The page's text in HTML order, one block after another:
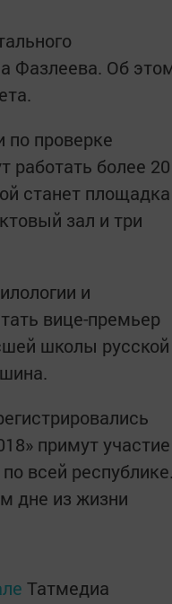
Фазлеева. Об
по проверке
работать более 20
станет площадка
зал и три
и
вице-премьер
школы русской
примут участие
всей
дне из жизни
Татмедиа